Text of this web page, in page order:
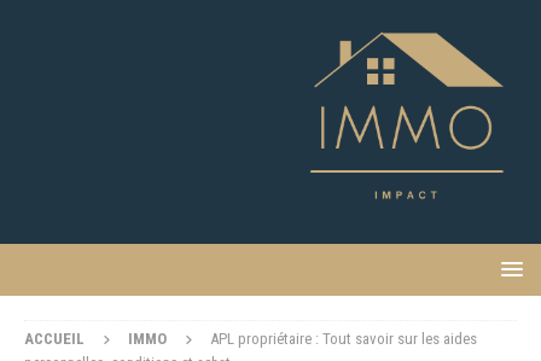
ACCUEIL IMMO
APL propriétaire : Tout savoir sur les aides